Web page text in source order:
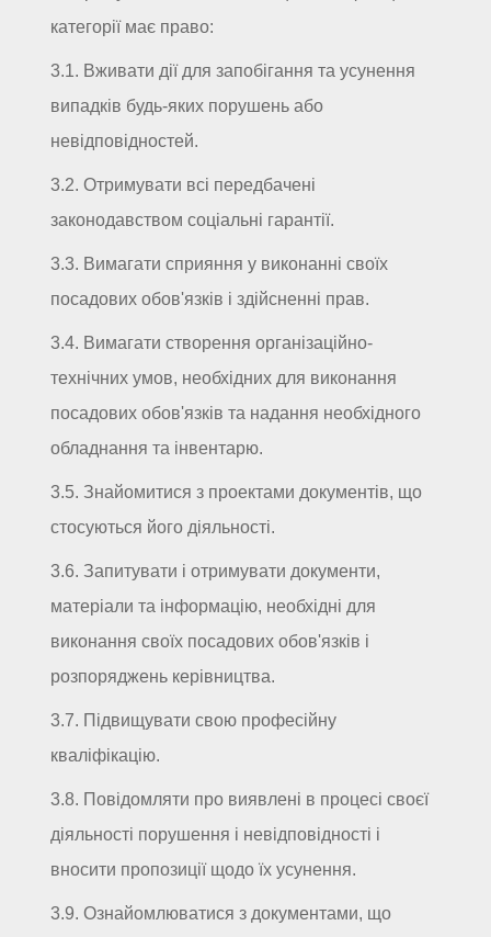
категорії має право:
3.1. Вживати дії для запобігання та усунення
випадків будь-яких порушень або
невідповідностей.
3.2. Отримувати всі передбачені
законодавством соціальні гарантії.
3.3. Вимагати сприяння у виконанні своїх
посадових обов'язків і здійсненні прав.
3.4. Вимагати створення організаційно-
технічних умов, необхідних для виконання
посадових обов'язків та надання необхідного
обладнання та інвентарю.
3.5. Знайомитися з проектами документів, що
стосуються його діяльності.
3.6. Запитувати і отримувати документи,
матеріали та інформацію, необхідні для
виконання своїх посадових обов'язків і
розпоряджень керівництва.
3.7. Підвищувати свою професійну
кваліфікацію.
3.8. Повідомляти про виявлені в процесі своєї
діяльності порушення і невідповідності і
вносити пропозиції щодо їх усунення.
3.9. Ознайомлюватися з документами, що